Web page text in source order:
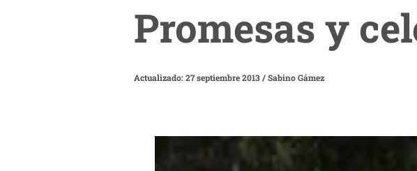
Promesas y
Actualizado: 27 septiembre 2013/Sabino Gámez